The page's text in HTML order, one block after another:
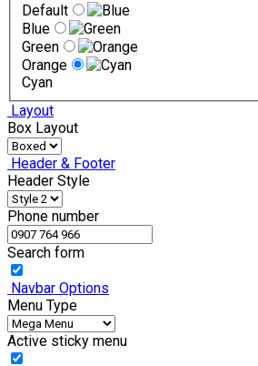
Default
Blue
Green
Orange
Cyan
Layout
Box Layout
Header & Footer
Header Style
Phone number
Search form
Navbar Options
Menu Type
Active sticky menu